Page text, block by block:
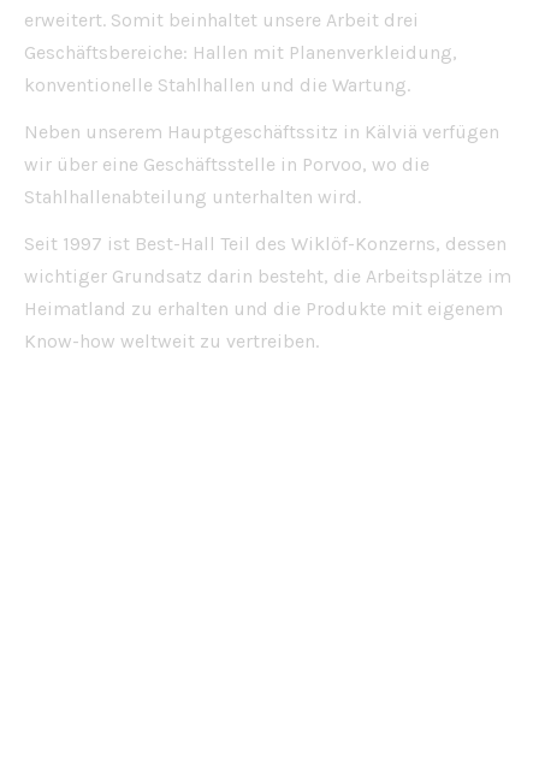
erweitert. Somit beinhaltet unsere Arbeit drei
Geschäftsbereiche: Hallen mit Planenverkleidung,
konventionelle Stahlhallen und die Wartung.
Neben unserem Hauptgeschäftssitz in Kälviä verfügen
wir über eine Geschäftsstelle in Porvoo, wo die
Stahlhallenabteilung unterhalten wird.
Seit 1997 ist Best-Hall Teil des Wiklöf-Konzerns, dessen
wichtiger Grundsatz darin besteht, die Arbeitsplätze im
Heimatland zu erhalten und die Produkte mit eigenem
Know-how weltweit zu vertreiben.